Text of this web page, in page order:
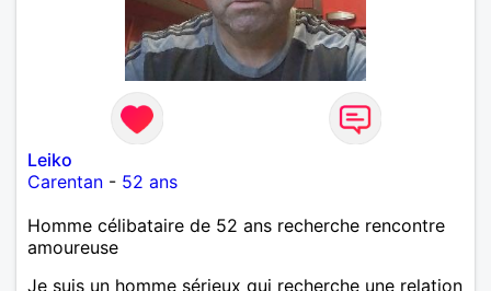
Leiko
Carentan - 52 ans
Homme célibataire de 52 ans recherche rencontre
amoureuse
Je suis un homme sérieux qui recherche une relation